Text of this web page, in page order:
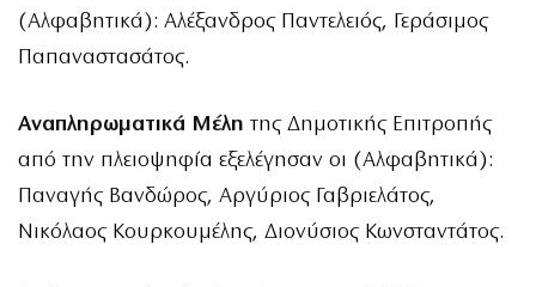
(Αλφαβητικά): Αλέξανδρος Παντελειός, Γεράσιμος
Παπαναστασάτος.
Αναπληρωματικά Μέλη της Δημοτικής Επιτροπής
από την πλειοψηφία εξελέγησαν οι (Αλφαβητικά):
Παναγής Βανδώρος, Αργύριος Γαβριελάτος,
Νικόλαος Κουρκουμέλης, Διονύσιος Κωνσταντάτος.